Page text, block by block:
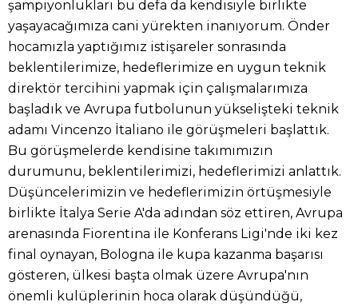
şampiyonlukları bu defa da kendisiyle birlikte
yaşayacağımıza cani yürekten inanıyorum. Önder
hocamızla yaptığımız istişareler sonrasında
beklentilerimize, hedeflerimize en uygun teknik
direktör tercihini yapmak için çalışmalarımıza
başladık ve Avrupa futbolunun yükselişteki teknik
adamı Vincenzo İtaliano ile görüşmeleri başlattık.
Bu görüşmelerde kendisine takımımızın
durumunu, beklentilerimizi, hedeflerimizi anlattık.
Düşüncelerimizin ve hedeflerimizin örtüşmesiyle
birlikte İtalya Serie A'da adından söz ettiren, Avrupa
arenasında Fiorentina ile Konferans Ligi'nde iki kez
final oynayan, Bologna ile kupa kazanma başarısı
gösteren, ülkesi başta olmak üzere Avrupa'nın
önemli kulüplerinin hoca olarak düşündüğü,